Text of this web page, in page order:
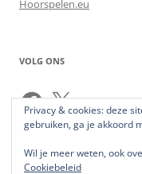
Hoorspelen.eu
VOLG ONS
Facebook
X
Privacy & cookies: deze
gebruiken, ga je akkoord
Wil je meer weten, ook
Cookiebeleid